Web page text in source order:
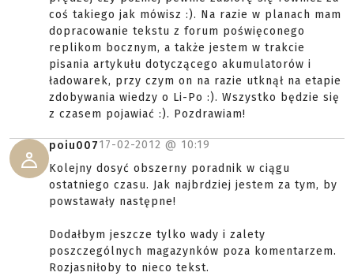
coś takiego jak mówisz :). Na razie w planach mam
dopracowanie tekstu z forum poświęconego
replikom bocznym, a także jestem w trakcie
pisania artykułu dotyczącego akumulatorów i
ładowarek, przy czym on na razie utknął na etapie
zdobywania wiedzy o Li-Po :). Wszystko będzie się
z czasem pojawiać :). Pozdrawiam!
poiu00717-02-2012 @ 10:19
Kolejny dosyć obszerny poradnik w ciągu
ostatniego czasu. Jak najbrdziej jestem za tym, by
powstawały następne!
Dodałbym jeszcze tylko wady i zalety
poszczególnych magazynków poza komentarzem.
Rozjasniłoby to nieco tekst.